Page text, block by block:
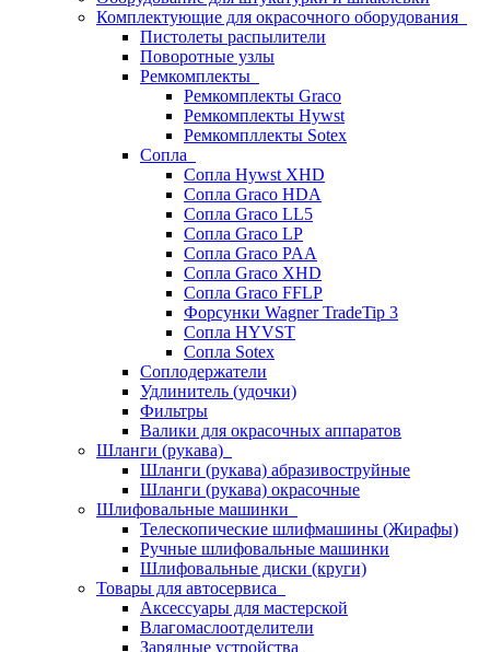
Комплектующие для окрасочного оборудования
Пистолеты распылители
Поворотные узлы
Ремкомплекты
Ремкомплекты Graco
Ремкомплекты Hywst
Ремкомпллекты Sotex
Сопла
Сопла Hywst XHD
Сопла Graco HDA
Сопла Graco LL5
Сопла Graco LP
Сопла Graco PAA
Сопла Graco XHD
Сопла Graco FFLP
Форсунки Wagner TradeTip 3
Сопла HYVST
Сопла Sotex
Соплодержатели
Удлинитель (удочки)
Фильтры
Валики для окрасочных аппаратов
Шланги (рукава)
Шланги (рукава) абразивоструйные
Шланги (рукава) окрасочные
Шлифовальные машинки
Телескопические шлифмашины (Жирафы)
Ручные шлифовальные машинки
Шлифовальные диски (круги)
Товары для автосервиса
Аксессуары для мастерской
Влагомаслоотделители
Зарядные устройства